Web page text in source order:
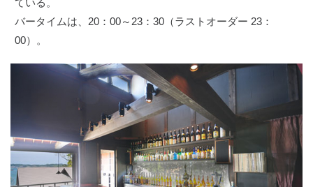
ている。
バータイムは、20：00～23：30（ラストオーダー 23：
00）。